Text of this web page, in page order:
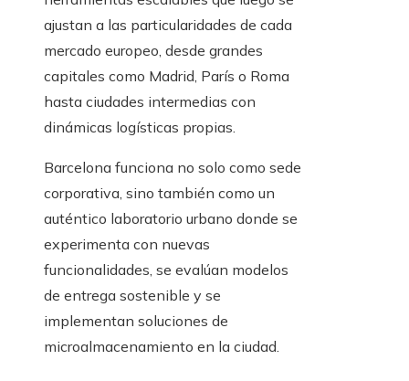
ajustan a las particularidades de cada
mercado europeo, desde grandes
capitales como Madrid, París o Roma
hasta ciudades intermedias con
dinámicas logísticas propias.
Barcelona funciona no solo como sede
corporativa, sino también como un
auténtico laboratorio urbano donde se
experimenta con nuevas
funcionalidades, se evalúan modelos
de entrega sostenible y se
implementan soluciones de
microalmacenamiento en la ciudad.